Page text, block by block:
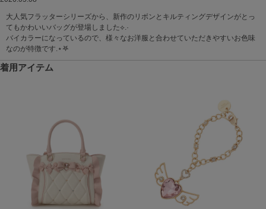
大人気フラッターシリーズから、新作のリボンとキルティングデザインがとっ
てもかわいいバッグが登場しました⟡.·
バイカラーになっているので、様々なお洋服と合わせていただきやすいお色味
なのが特徴です.⋆𖤐
着用アイテム